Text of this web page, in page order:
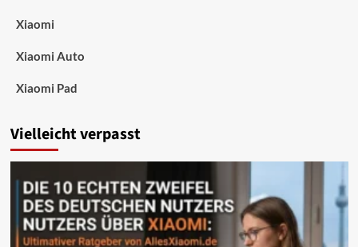
Xiaomi
Xiaomi Auto
Xiaomi Pad
Vielleicht verpasst